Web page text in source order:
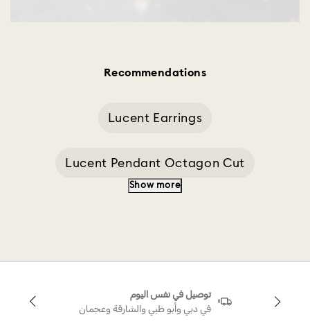
Recommendations
Lucent Earrings
Lucent Pendant Octagon Cut
Show more
توصيل في نفس اليوم
في دبي وأبو ظبي والشارقة وعجمان